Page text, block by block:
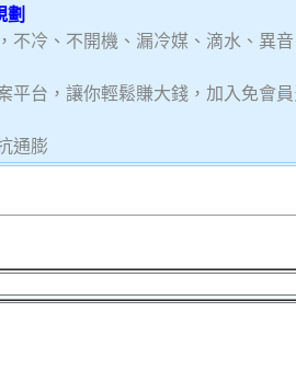
劃
不冷、不開機、漏冷媒、滴水、異
平台，讓你輕鬆賺大錢，加入免會
通膨